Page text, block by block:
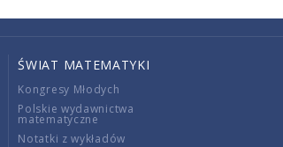
ŚWIAT MATEMATYKI
Kongresy Młodych
Polskie wydawnictwa
matematyczne
Notatki z wykładów